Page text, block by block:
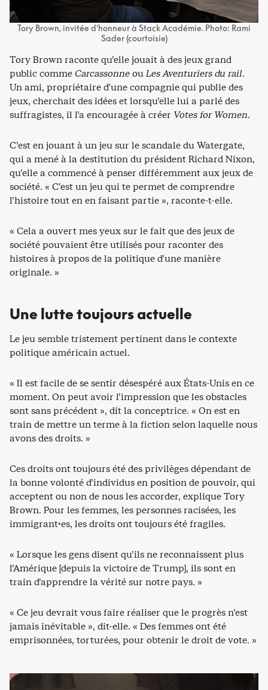
Tory Brown, invitée d’honneur à Stack Académie. Photo: Rami
Sader (courtoisie)
Tory Brown raconte qu’elle jouait à des jeux grand
public commeCarcassonneouLes Aventuriers du rail.
Un ami, propriétaire d’une compagnie qui publie des
jeux, cherchait des idées et lorsqu’elle lui a parlé des
suffragistes, il l’a encouragée à créer Votes for Women.
C’est en jouant à un jeu sur le scandale du Watergate,
qui a mené à la destitution du président Richard Nixon,
qu’elle a commencé à penser différemment aux jeux de
société. « C’est un jeu qui te permet de comprendre
l’histoire tout en en faisant partie », raconte-t-elle.
« Cela a ouvert mes yeux sur le fait que des jeux de
société pouvaient être utilisés pour raconter des
histoires à propos de la politique d’une manière
originale. »
Une lutte toujours actuelle
Le jeu semble tristement pertinent dans le contexte
politique américain actuel.
« Il est facile de se sentir désespéré aux États-Unis en ce
moment. On peut avoir l’impression que les obstacles
sont sans précédent », dit la conceptrice. « On est en
train de mettre un terme à la fiction selon laquelle nous
avons des droits. »
Ces droits ont toujours été des privilèges dépendant de
la bonne volonté d’individus en position de pouvoir, qui
acceptent ou non de nous les accorder, explique Tory
Brown. Pour les femmes, les personnes racisées, les
immigrant·es, les droits ont toujours été fragiles.
« Lorsque les gens disent qu’ils ne reconnaissent plus
l’Amérique [depuis la victoire de Trump], ils sont en
train d’apprendre la vérité sur notre pays. »
« Ce jeu devrait vous faire réaliser que le progrès n’est
jamais inévitable », dit-elle. « Des femmes ont été
emprisonnées, torturées, pour obtenir le droit de vote. »